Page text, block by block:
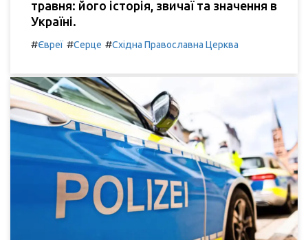
травня: його історія, звичаї та значення в
Україні.
#Євреї #Серце #Східна Православна Церква